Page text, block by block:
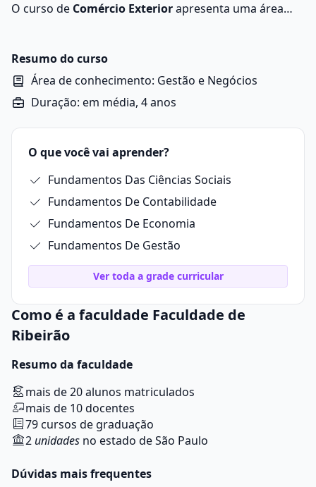
O curso de Comércio Exteriorapresenta uma área
acordos internacionais. O objetivo é garantir que as
operações sejam realizadas em conformidade com as
normas alfandegárias e políticas econômicas.
Resumo do curso
Área de conhecimento: Gestão e Negócios
Duração: em média, 4 anos
O que você vai aprender?
Fundamentos Das Ciências Sociais
Fundamentos De Contabilidade
Fundamentos De Economia
Fundamentos De Gestão
Ver toda a grade curricular
Como é a faculdade Faculdade de
Ribeirão
Resumo da faculdade
mais de 20 alunos matriculados
mais de 10 docentes
79 cursos de graduação
2unidades no estado de São Paulo
Dúvidas mais frequentes